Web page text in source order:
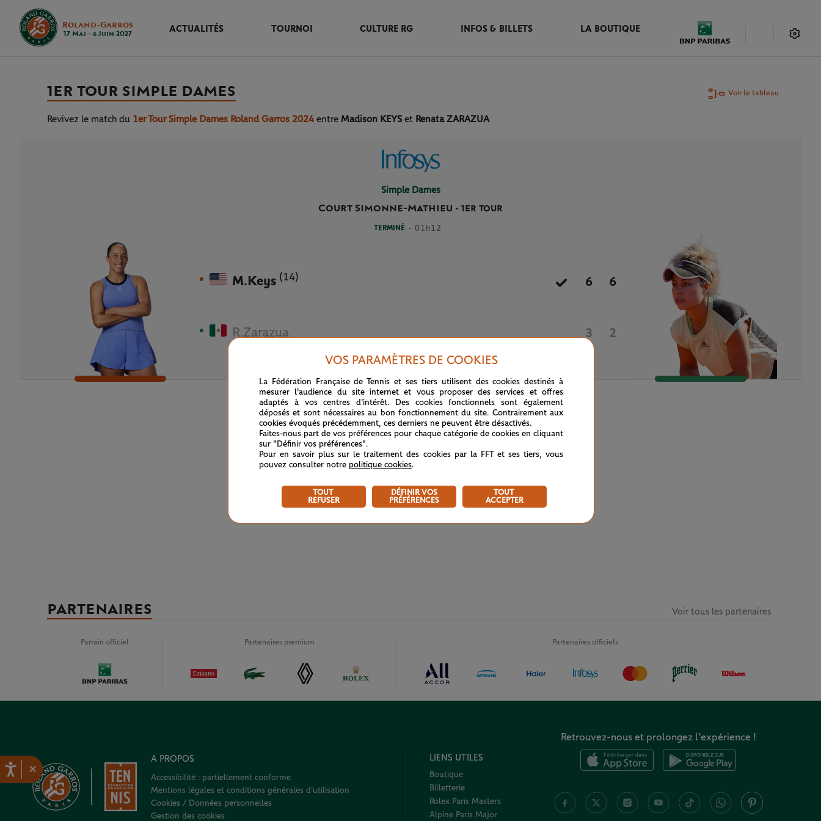
×
Roland-Garros
17 Mai - 6 Juin 2027
ACTUALITÉS TOURNOI CULTURE RG INFOS & BILLETS LA BOUTIQUE
1ER TOUR SIMPLE DAMES Voir le tableau
Revivez le match du 1er Tour Simple Dames Roland Garros 2024 entre Madison KEYS et Renata ZARAZUA
Simple Dames
Court Simonne-Mathieu - 1ER TOUR
TERMINÉ - 01h12
M.Keys (14) 6 6
R.Zarazua 3 2
28 MAI 2024
PARTENAIRES
Parrain officiel Partenaires premium Partenaires officiels
Voir tous les partenaires
A PROPOS
Accessibilité : partiellement conforme
Mentions légales et conditions générales d'utilisation
Cookies / Données personnelles
Gestion des cookies
LIENS UTILES
Boutique
Billetterie
Rolex Paris Masters
Alpine Paris Major
Retrouvez-nous et prolongez l’expérience !
VOS PARAMÈTRES DE COOKIES
La Fédération Française de Tennis et ses tiers utilisent des cookies destinés à
mesurer l'audience du site internet et vous proposer des services et offres
adaptés à vos centres d'intérêt. Des cookies fonctionnels sont également
déposés et sont nécessaires au bon fonctionnement du site. Contrairement aux
cookies évoqués précédemment, ces derniers ne peuvent être désactivés.
Faites-nous part de vos préférences pour chaque catégorie de cookies en cliquant
sur "Définir vos préférences".
Pour en savoir plus sur le traitement des cookies par la FFT et ses tiers, vous
pouvez consulter notre politique cookies.
TOUT
REFUSER
DÉFINIR VOS
PRÉFÉRENCES
TOUT
ACCEPTER